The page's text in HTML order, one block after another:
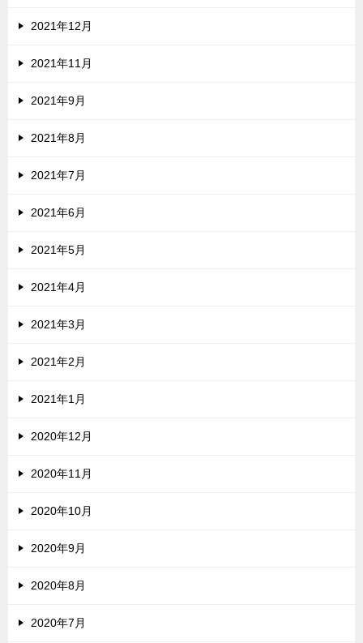
2021年12月
2021年11月
2021年9月
2021年8月
2021年7月
2021年6月
2021年5月
2021年4月
2021年3月
2021年2月
2021年1月
2020年12月
2020年11月
2020年10月
2020年9月
2020年8月
2020年7月